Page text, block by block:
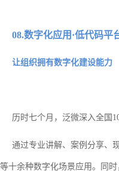
08.数字化应用·低代码平
让组织拥有数字化建设能力
历时七个月，泛微深入全国
通过专业讲解、案例分享、
等十余种数字化场景应用。同